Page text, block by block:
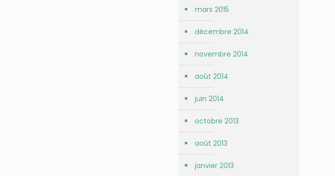
mars 2015
décembre 2014
novembre 2014
août 2014
juin 2014
octobre 2013
août 2013
janvier 2013